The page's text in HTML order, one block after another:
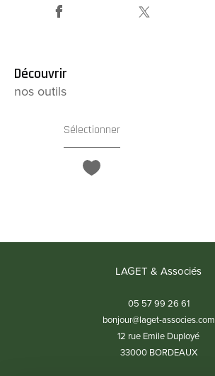
découvrir
nos outils
Sélectionner
LAGET & Associés
05 57 99 26 61
bonjour@laget-associes.com
12 rue Emile Duployé
33000 BORDEAUX